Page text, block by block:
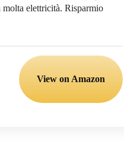
elettricità. Risparmio
View on Amazon